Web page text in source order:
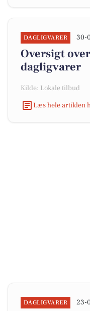
DAGLIGVARER 30-
Oversigt
dagligvarer
Kilde: Lokale tilbud
Læs hele artiklen
DAGLIGVARER 23-